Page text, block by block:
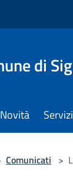
di
Novità Servizi
Comunicati >